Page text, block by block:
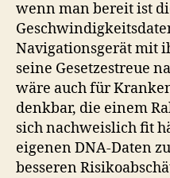
wenn man bereit ist
Navigationsgerät mit
seine Gesetzestreue
wäre auch für
denkbar, die einem
sich nachweislich fit
eigenen DNA-Daten
besseren